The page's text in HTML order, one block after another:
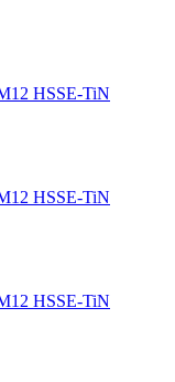
HSSE-TiN
HSSE-TiN
HSSE-TiN